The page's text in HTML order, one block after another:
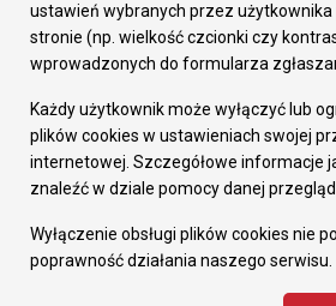
Fundusze europejskie
Środki krajowe
Oferty inwestycyjne
Pozostałe
Deklaracja dostępności
Dane osobowe
Dodaj opinię o witrynie
ustawień wybranych przez
stronie (np. wielkość czcionki czy
wprowadzonych do formularza
Każdy użytkownik może wyłączyć lub
plików cookies w ustawieniach swojej
internetowej. Szczegółowe informacje
znaleźć w dziale pomocy danej
Wyłączenie obsługi plików cookies nie
poprawność działania naszego serwisu.